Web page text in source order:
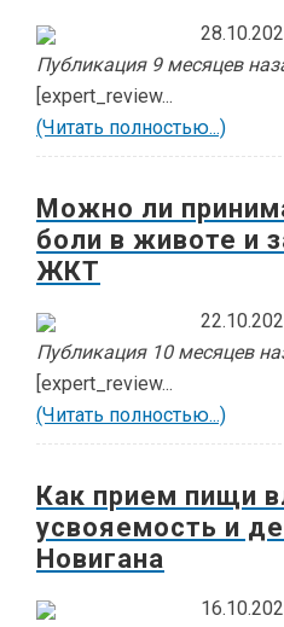
Публикация 9 месяцев
[expert_review...
(Читать полностью...)
Можно ли
боли в животе и
ЖКТ
Публикация 10 месяцев
[expert_review...
(Читать полностью...)
Как прием пищи
усвояемость и
Новигана